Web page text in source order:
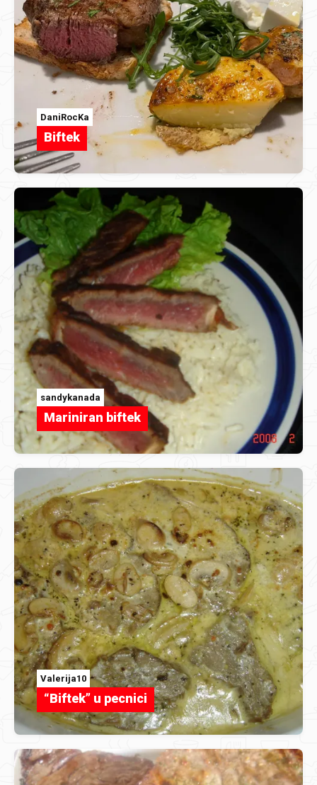
DaniRocKa
Biftek
sandykanada
Mariniran biftek
Valerija10
“Biftek” u pecnici